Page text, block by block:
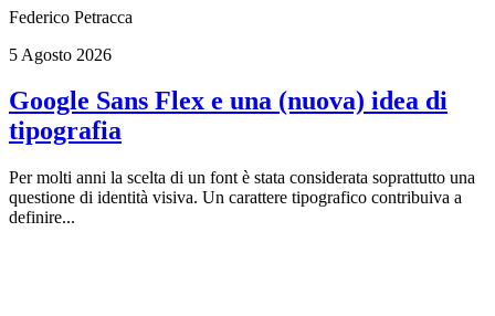
Federico Petracca
5 Agosto 2026
Google Sans Flex e una (nuova) idea di
tipografia
Per molti anni la scelta di un font è stata considerata soprattutto una
questione di identità visiva. Un carattere tipografico contribuiva a
definire...